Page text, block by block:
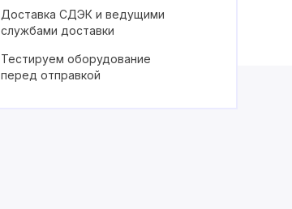
Доставка СДЭК и ведущими
службами доставки
Тестируем оборудование
перед отправкой